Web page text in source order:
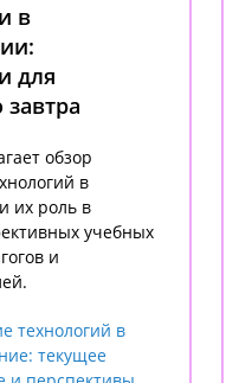
в
для
обзор
в
их роль в
учебных
и
технологий в
текущее